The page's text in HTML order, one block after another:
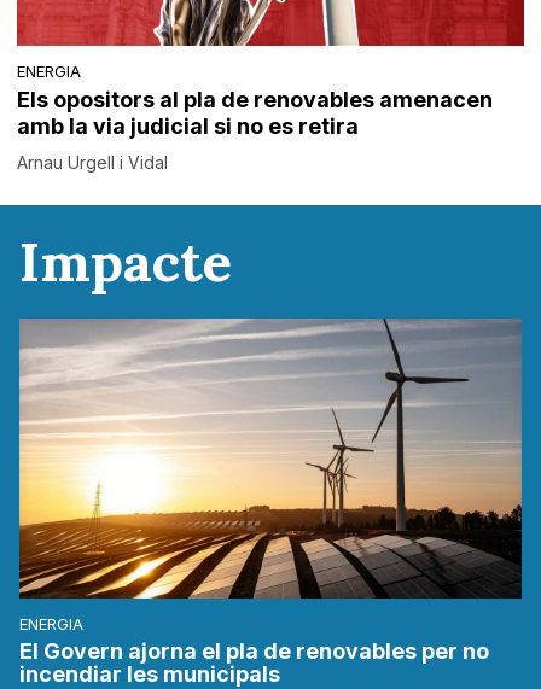
ENERGIA
Els opositors al pla de renovables amenacen
amb la via judicial si no es retira
Arnau Urgell i Vidal
Impacte
ENERGIA
El Govern ajorna el pla de renovables per no
incendiar les municipals